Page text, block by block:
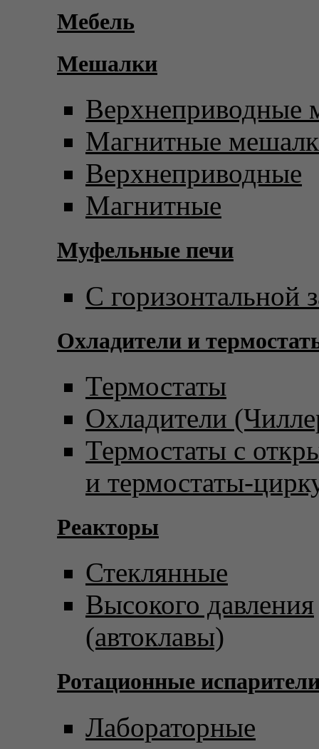
Мебель
Мешалки
Верхнеприводные
Магнитные
Верхнеприводные
Магнитные
Муфельные печи
С горизонтальной
Охладители и
Термостаты
Охладители
Термостаты с
и термостаты-
Реакторы
Стеклянные
Высокого давления
(автоклавы)
Ротационные
Лабораторные